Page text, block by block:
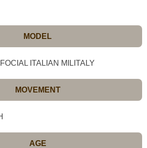
MODEL
ITALIAN MILITALY
MOVEMENT
AGE